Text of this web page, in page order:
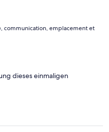
communication, emplacement et
dieses einmaligen